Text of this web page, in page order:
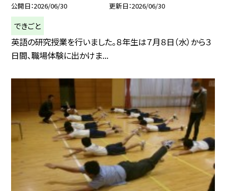
公開日 2026/06/30 更新日 2026/06/30
できごと
英語の研究授業を行いました。８年生は７月８日（水）から３
日間、職場体験に出かけま...